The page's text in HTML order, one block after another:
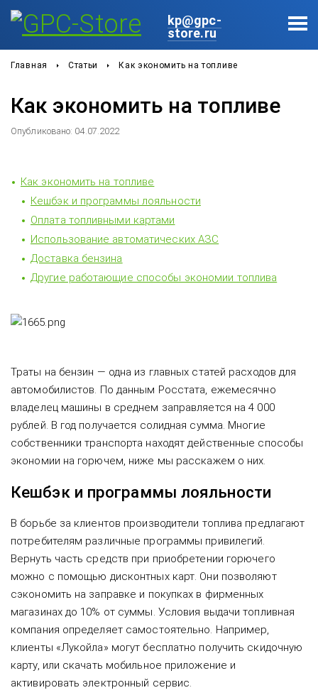
kp@gpc-
store.ru
Главная Статьи Как экономить на топливе
Как экономить на топливе
Опубликовано: 04.07.2022
Как экономить на топливе
Кешбэк и программы лояльности
Оплата топливными картами
Использование автоматических АЗС
Доставка бензина
Другие работающие способы экономии топлива
Траты на бензин — одна из главных статей расходов для
автомобилистов. По данным Росстата, ежемесячно
владелец машины в среднем заправляется на 4 000
рублей. В год получается солидная сумма. Многие
собственники транспорта находят действенные способы
экономии на горючем, ниже мы расскажем о них.
Кешбэк и программы лояльности
В борьбе за клиентов производители топлива предлагают
потребителям различные программы привилегий.
Вернуть часть средств при приобретении горючего
можно с помощью дисконтных карт. Они позволяют
сэкономить на заправке и покупках в фирменных
магазинах до 10% от суммы. Условия выдачи топливная
компания определяет самостоятельно. Например,
клиенты «Лукойла» могут бесплатно получить скидочную
карту, или скачать мобильное приложение и
активировать электронный сервис.